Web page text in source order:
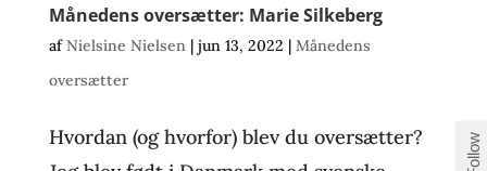
Månedens oversætter: Marie Silkeberg
afNielsine Nielsen| jun 13, 2022 | Månedens
oversætter
Hvordan (og hvorfor) blev du oversætter?
Follow